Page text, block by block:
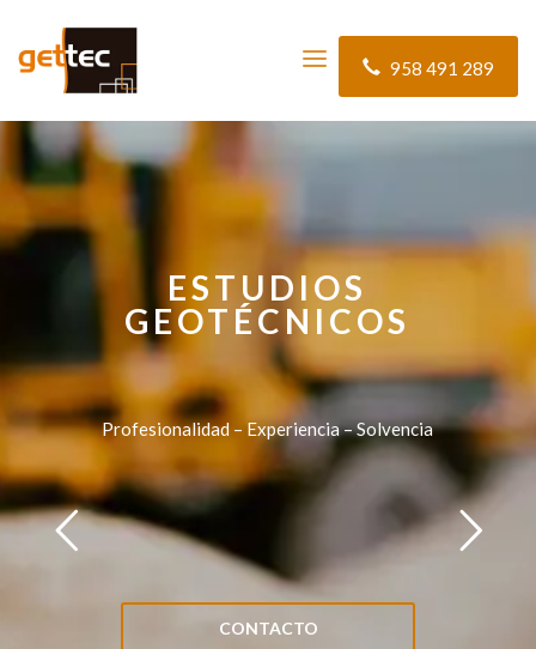
958 491 289
ESTUDIOS
GEOTÉCNICOS
Profesionalidad – Experiencia – Solvencia
CONTACTO